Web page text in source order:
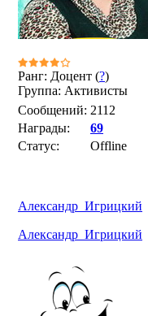
Ранг: Доцент (?)
Группа: Активисты
Сообщений: 2112
Награды:
69
Статус:
Offline
Александр_Игрицкий
Александр_Игрицкий